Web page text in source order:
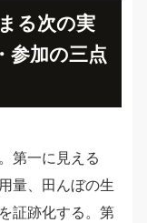
る次の実
加の三点
第一に見える
量、田んぼの生
証跡化する。第